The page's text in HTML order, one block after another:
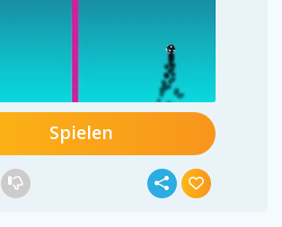
Spielen